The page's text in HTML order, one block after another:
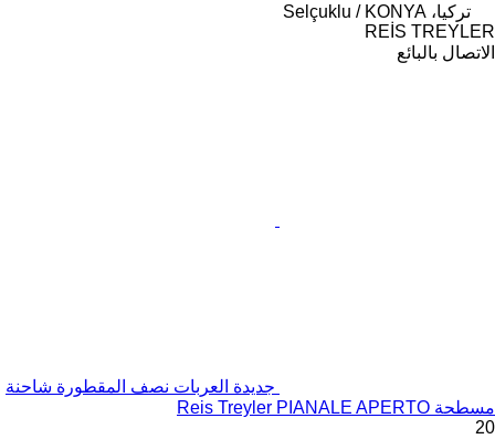
تركيا، Selçuklu / KONYA
REİS TREYLER
الاتصال بالبائع
جديدة العربات نصف المقطورة شاحنة
مسطحة Reis Treyler PIANALE APERTO
20